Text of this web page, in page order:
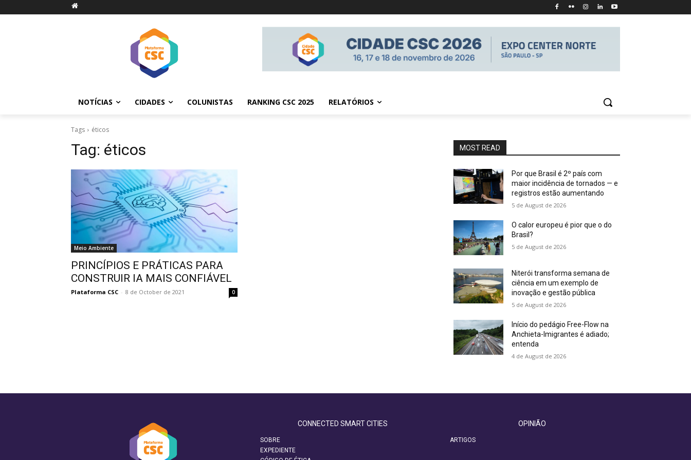
NOTÍCIAS CIDADES COLUNISTAS RANKING CSC 2025 RELATÓRIOS
Tags éticos
Tag: éticos
Meio Ambiente
PRINCÍPIOS E PRÁTICAS PARA
CONSTRUIR IA MAIS CONFIÁVEL
Plataforma CSC - 8 de October de 2021 0
MOST READ
Por que Brasil é 2º país com
maior incidência de tornados — e
registros estão aumentando
5 de August de 2026
O calor europeu é pior que o do
Brasil?
5 de August de 2026
Niterói transforma semana de
ciência em um exemplo de
inovação e gestão pública
5 de August de 2026
Início do pedágio Free-Flow na
Anchieta-Imigrantes é adiado;
entenda
4 de August de 2026
CONNECTED SMART CITIES
SOBRE
EXPEDIENTE
OPINIÃO
ARTIGOS